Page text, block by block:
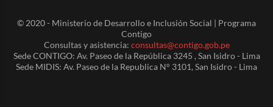
© 2020 - Ministerio de Desarrollo e Inclusión Social | Programa
Contigo
Consultas y asistencia: consultas@contigo.gob.pe
Sede CONTIGO: Av. Paseo de la República 3245 , San Isidro - Lima
Sede MIDIS: Av. Paseo de la Republica N° 3101, San Isidro - Lima